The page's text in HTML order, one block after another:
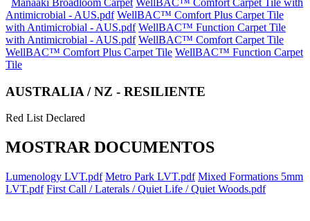
Manaaki Broadloom Carpet WellBAC™ Comfort Carpet Tile with
Antimicrobial - AUS.pdf WellBAC™ Comfort Plus Carpet Tile
with Antimicrobial - AUS.pdf WellBAC™ Function Carpet Tile
with Antimicrobial - AUS.pdf WellBAC™ Comfort Carpet Tile
WellBAC™ Comfort Plus Carpet Tile WellBAC™ Function Carpet
Tile
AUSTRALIA / NZ - RESILIENTE
Red List Declared
MOSTRAR DOCUMENTOS
Lumenology LVT.pdf Metro Park LVT.pdf Mixed Formations 5mm
LVT.pdf First Call / Laterals / Quiet Life / Quiet Woods.pdf